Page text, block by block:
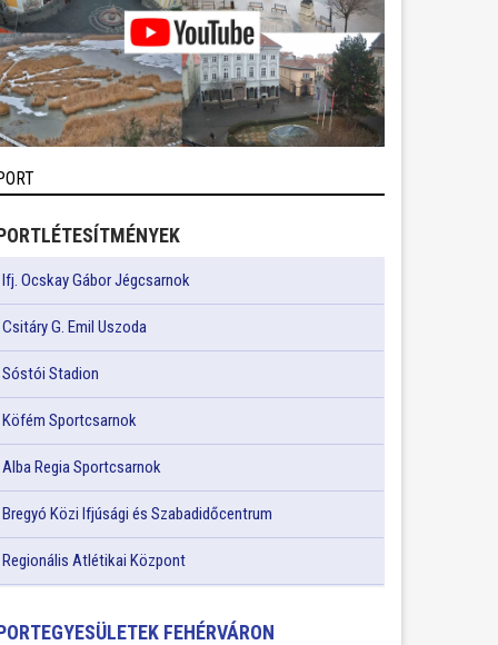
Ifj. Ocskay Gábor Jégcsarnok
Csitáry G. Emil Uszoda
Sóstói Stadion
Köfém Sportcsarnok
Alba Regia Sportcsarnok
Bregyó Közi Ifjúsági és Szabadidőcentrum
Regionális Atlétikai Központ
FEHÉRVÁRON